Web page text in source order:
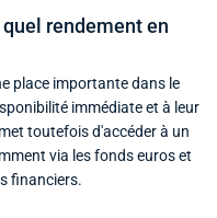
quel rendement en
place importante dans le
immédiate et à leur
toutefois d'accéder à un
via les fonds euros et
financiers.